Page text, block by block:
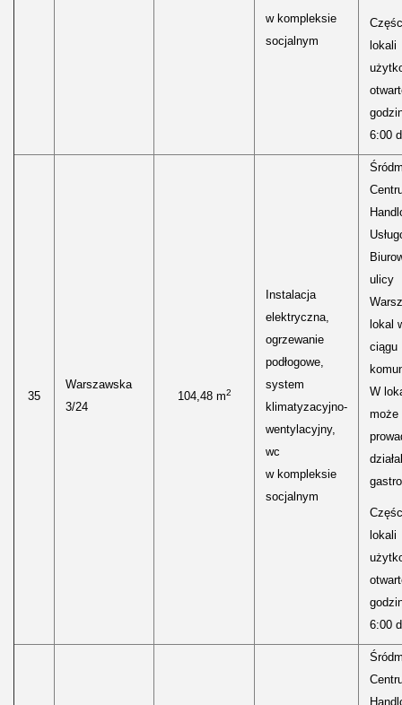
w kompleksie
socjalnym
lokali
6:00
35
Warszawska
3/24
104,48 m2
Instalacja
elektryczna,
ogrzewanie
podłogowe,
system
klimatyzacyjno-
wentylacyjny,
wc
w kompleksie
socjalnym
ulicy
lokal
ciągu
W
może
lokali
6:00